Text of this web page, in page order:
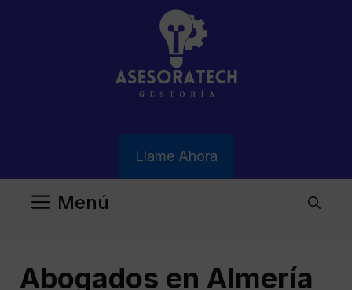
Llame Ahora
Menú
Abogados en Almería